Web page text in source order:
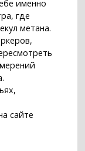
именно
где
метана.
сайте